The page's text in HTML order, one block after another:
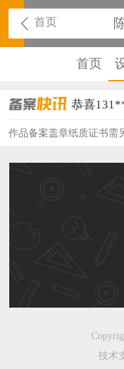
首页
首页
恭喜
恭喜
恭喜
恭喜
恭喜
恭喜
恭喜
恭喜
恭喜
作品备案盖章纸质证书需
技术